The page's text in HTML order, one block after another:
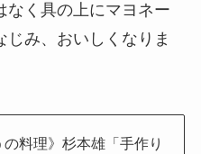
なく具の上にマヨネー
じみ、おいしくなりま
の料理》杉本雄「手作り